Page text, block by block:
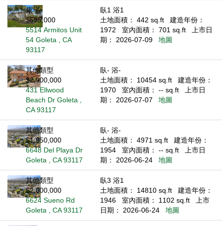
康斗
$595,000
5514 Armitos Unit
54 Goleta , CA
93117
臥1 浴1
土地面積： 442 sq.ft
建造年份：
1972
室內面積： 701 sq.ft
上市日
期： 2026-07-09
地圖
其他類型
$2,900,000
431 Ellwood
Beach Dr Goleta ,
CA 93117
臥- 浴-
土地面積： 10454 sq.ft
建造年份：
1970
室內面積： -- sq.ft
上市日
期： 2026-07-07
地圖
其他類型
$1,950,000
6648 Del Playa Dr
Goleta , CA 93117
臥- 浴-
土地面積： 4971 sq.ft
建造年份：
1954
室內面積： -- sq.ft
上市日
期： 2026-06-24
地圖
其他類型
$2,000,000
6624 Sueno Rd
Goleta , CA 93117
臥3 浴1
土地面積： 14810 sq.ft
建造年份：
1946
室內面積： 1102 sq.ft
上市
日期： 2026-06-24
地圖